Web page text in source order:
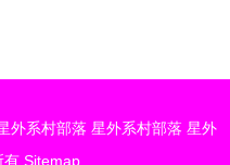
外系村部落 星外系村部落 星外
有 Sitemap